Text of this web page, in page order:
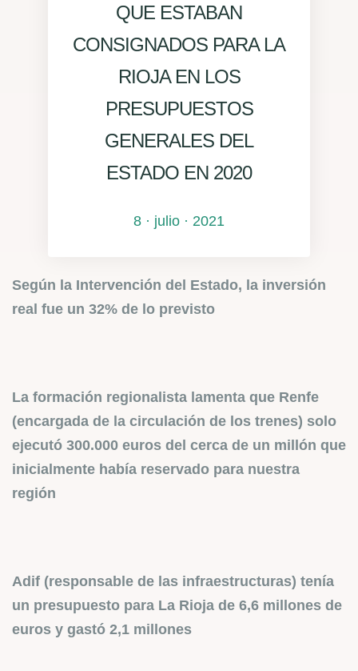
QUE ESTABAN
CONSIGNADOS PARA LA
RIOJA EN LOS
PRESUPUESTOS
GENERALES DEL
ESTADO EN 2020
8 · julio · 2021
Según la Intervención del Estado, la inversión
real fue un 32% de lo previsto
La formación regionalista lamenta que Renfe
(encargada de la circulación de los trenes) solo
ejecutó 300.000 euros del cerca de un millón que
inicialmente había reservado para nuestra
región
Adif (responsable de las infraestructuras) tenía
un presupuesto para La Rioja de 6,6 millones de
euros y gastó 2,1 millones